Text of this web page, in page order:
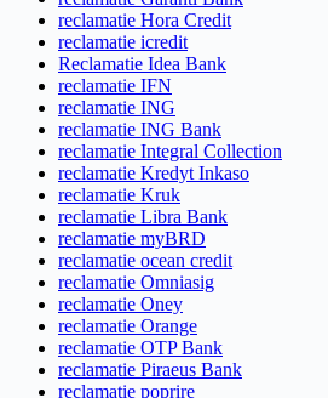
reclamatie Hora Credit
reclamatie icredit
Reclamatie Idea Bank
reclamatie IFN
reclamatie ING
reclamatie ING Bank
reclamatie Integral Collection
reclamatie Kredyt Inkaso
reclamatie Kruk
reclamatie Libra Bank
reclamatie myBRD
reclamatie ocean credit
reclamatie Omniasig
reclamatie Oney
reclamatie Orange
reclamatie OTP Bank
reclamatie Piraeus Bank
reclamatie poprire